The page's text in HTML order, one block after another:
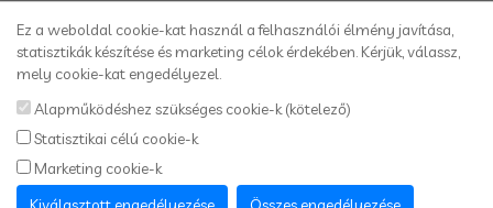
Fiók
Elállás a szerződéstől
Kívánságlista
Hírlevél
Karikafülbevaló webáruház
Ez a weboldal cookie-kat használ a felhasználói élmény javítása,
statisztikák készítése és marketing célok érdekében. Kérjük, válassz,
mely cookie-kat engedélyezel.
Alapműködéshez szükséges cookie-k (kötelező)
Statisztikai célú cookie-k
Marketing cookie-k